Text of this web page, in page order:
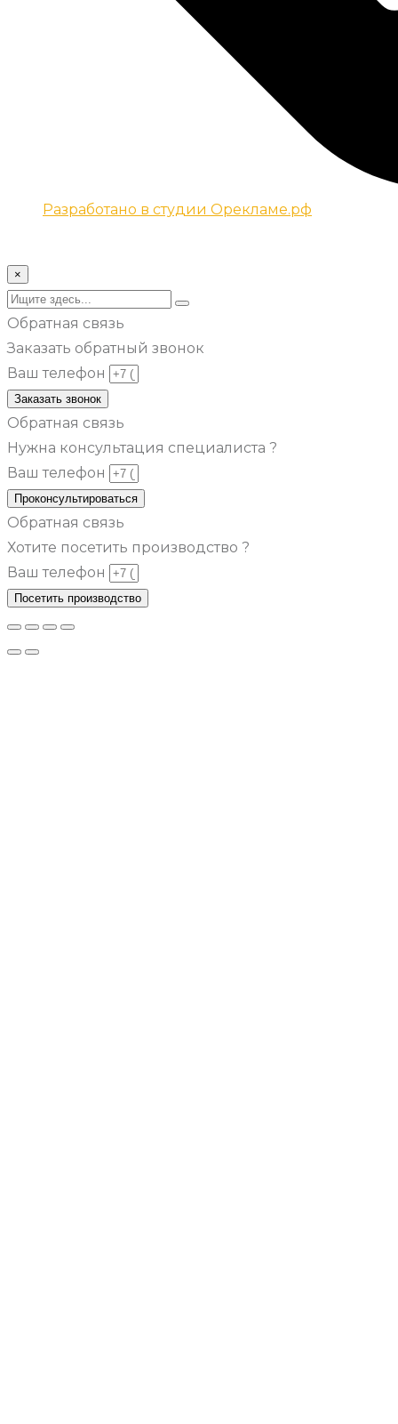
Разработано в студии Орекламе.рф
×
Обратная связь
Заказать обратный звонок
Ваш телефон
Заказать звонок
Обратная связь
Нужна консультация специалиста ?
Ваш телефон
Проконсультироваться
Обратная связь
Хотите посетить производство ?
Ваш телефон
Посетить производство